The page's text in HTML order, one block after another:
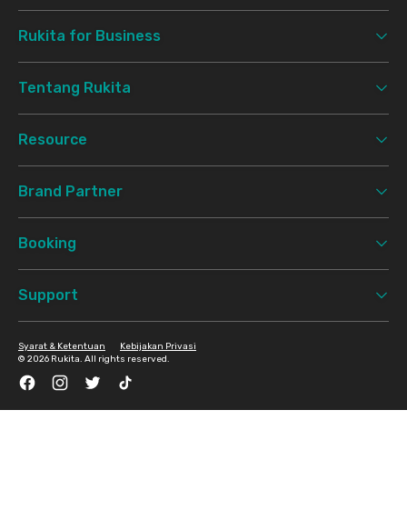
Rukita for Business
Tentang Rukita
Resource
Brand Partner
Booking
Support
© 2026 Rukita. All rights reserved.
Syarat & Ketentuan Kebijakan Privasi
FacebookInstagramTwitter TikTok